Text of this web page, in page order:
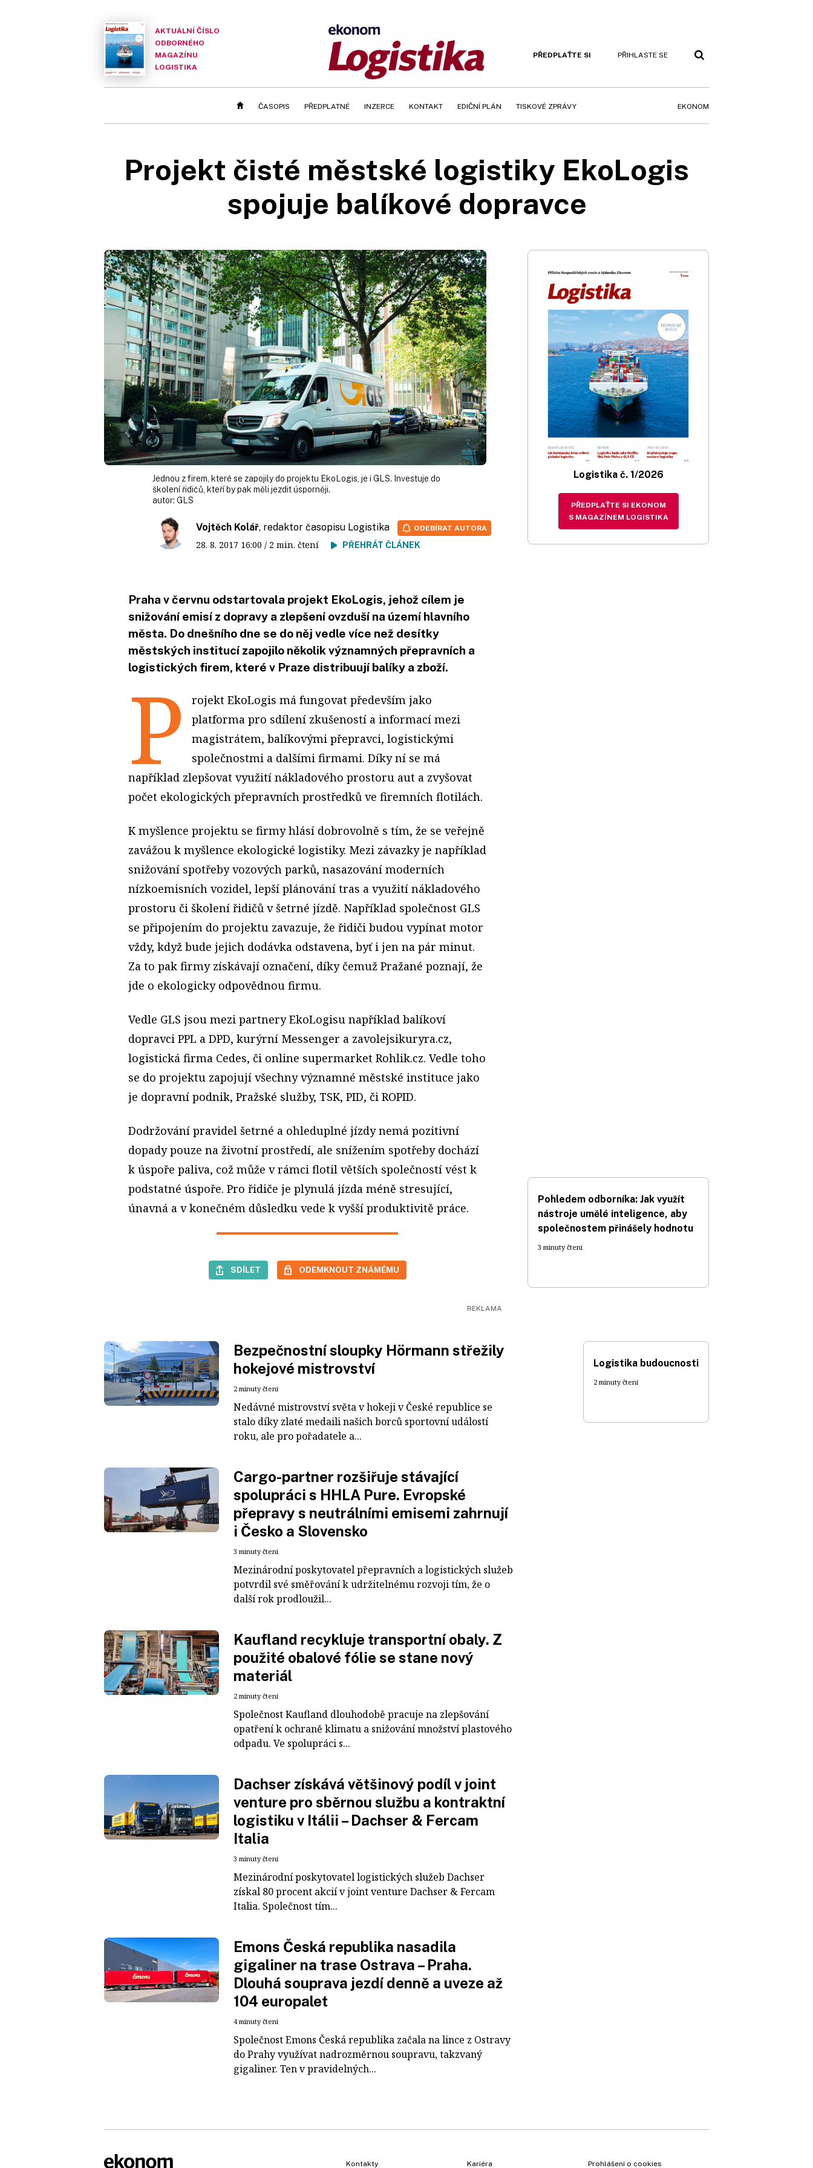
AKTUÁLNÍ ČÍSLO
ODBORNÉHO
MAGAZÍNU
LOGISTIKA
PŘEDPLAŤTE SI PŘIHLASTE SE
ČASOPIS PŘEDPLATNÉ INZERCE KONTAKT EDIČNÍ PLÁN TISKOVÉ ZPRÁVY EKONOM
Projekt čisté městské logistiky EkoLogis
spojuje balíkové dopravce
Jednou z firem, které se zapojily do projektu EkoLogis, je i GLS. Investuje do
školení řidičů, kteří by pak měli jezdit úsporněji.
autor: GLS
Vojtěch Kolář, redaktor časopisu Logistika
28. 8. 2017 16:00 / 2 min. čtení PŘEHRÁT ČLÁNEK
ODEBÍRAT AUTORA
Praha v červnu odstartovala projekt EkoLogis, jehož cílem je
snižování emisí z dopravy a zlepšení ovzduší na území hlavního
města. Do dnešního dne se do něj vedle více než desítky
městských institucí zapojilo několik významných přepravních a
logistických firem, které v Praze distribuují balíky a zboží.
P
rojekt EkoLogis má fungovat především jako
platforma pro sdílení zkušeností a informací mezi
magistrátem, balíkovými přepravci, logistickými
společnostmi a dalšími firmami. Díky ní se má
například zlepšovat využití nákladového prostoru aut a zvyšovat
počet ekologických přepravních prostředků ve firemních flotilách.
K myšlence projektu se firmy hlásí dobrovolně s tím, že se veřejně
zavážou k myšlence ekologické logistiky. Mezi závazky je například
snižování spotřeby vozových parků, nasazování moderních
nízkoemisních vozidel, lepší plánování tras a využití nákladového
prostoru či školení řidičů v šetrné jízdě. Například společnost GLS
se připojením do projektu zavazuje, že řidiči budou vypínat motor
vždy, když bude jejich dodávka odstavena, byť i jen na pár minut.
Za to pak firmy získávají označení, díky čemuž Pražané poznají, že
jde o ekologicky odpovědnou firmu.
Vedle GLS jsou mezi partnery EkoLogisu například balíkoví
dopravci PPL a DPD, kurýrní Messenger a zavolejsikuryra.cz,
logistická firma Cedes, či online supermarket Rohlik.cz. Vedle toho
se do projektu zapojují všechny významné městské instituce jako
je dopravní podnik, Pražské služby, TSK, PID, či ROPID.
Dodržování pravidel šetrné a ohleduplné jízdy nemá pozitivní
dopady pouze na životní prostředí, ale snížením spotřeby dochází
k úspoře paliva, což může v rámci flotil větších společností vést k
podstatné úspoře. Pro řidiče je plynulá jízda méně stresující,
únavná a v konečném důsledku vede k vyšší produktivitě práce.
SDÍLET ODEMKNOUT ZNÁMÉMU
Logistika č. 1/2026
PŘEDPLAŤTE SI EKONOM
S MAGAZÍNEM LOGISTIKA
Pohledem odborníka: Jak využít
nástroje umělé inteligence, aby
společnostem přinášely hodnotu
3 minuty čtení
Bezpečnostní sloupky Hörmann střežily
hokejové mistrovství
2 minuty čtení
Nedávné mistrovství světa v hokeji v České republice se
stalo díky zlaté medaili našich borců sportovní událostí
roku, ale pro pořadatele a...
Cargo-partner rozšiřuje stávající
spolupráci s HHLA Pure. Evropské
přepravy s neutrálními emisemi zahrnují
i Česko a Slovensko
3 minuty čtení
Mezinárodní poskytovatel přepravních a logistických služeb
potvrdil své směřování k udržitelnému rozvoji tím, že o
další rok prodloužil...
Kaufland recykluje transportní obaly. Z
použité obalové fólie se stane nový
materiál
2 minuty čtení
Společnost Kaufland dlouhodobě pracuje na zlepšování
opatření k ochraně klimatu a snižování množství plastového
odpadu. Ve spolupráci s...
Dachser získává většinový podíl v joint
venture pro sběrnou službu a kontraktní
logistiku v Itálii – Dachser & Fercam
Italia
3 minuty čtení
Mezinárodní poskytovatel logistických služeb Dachser
získal 80 procent akcií v joint venture Dachser & Fercam
Italia. Společnost tím...
Emons Česká republika nasadila
gigaliner na trase Ostrava – Praha.
Dlouhá souprava jezdí denně a uveze až
104 europalet
4 minuty čtení
Společnost Emons Česká republika začala na lince z Ostravy
do Prahy využívat nadrozměrnou soupravu, takzvaný
gigaliner. Ten v pravidelných...
Logistika budoucnosti
2 minuty čtení
Kontakty Kariéra Prohlášení o cookies